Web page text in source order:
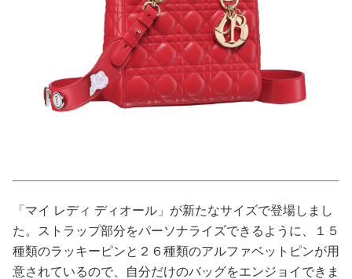
ココロ/カラダ
グルメ
トラベル
「マイ レディ ディオール」が新たなサイズで登場しまし
た。ストラップ部分をパーソナライズできるように、１５
種類のラッキーピンと２６種類のアルファベットピンが用
意されているので、自分だけのバッグをエンジョイできま